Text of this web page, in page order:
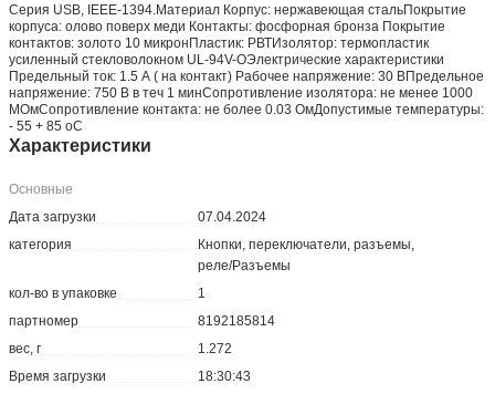
Серия USB, IEEE-1394.Материал Корпус: нержавеющая стальПокрытие
корпуса: олово поверх меди Контакты: фосфорная бронза Покрытие
контактов: золото 10 микронПластик: РВТИзолятор: термопластик
усиленный стекловолокном UL-94V-OЭлектрические характеристики
Предельный ток: 1.5 А ( на контакт) Рабочее напряжение: 30 ВПредельное
напряжение: 750 В в теч 1 минСопротивление изолятора: не менее 1000
МОмСопротивление контакта: не более 0.03 ОмДопустимые температуры:
- 55 + 85 oС
Характеристики
Основные
Дата загрузки
07.04.2024
категория
Кнопки, переключатели, разъемы,
реле/Разъемы
кол-во в упаковке
1
партномер
8192185814
вес, г
1.272
Время загрузки
18:30:43